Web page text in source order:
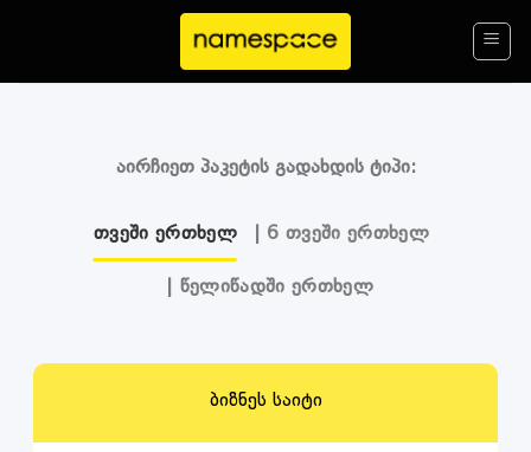
აირჩიეთ პაკეტის გადახდის ტიპი:
ᲗᲕᲔᲨᲘ ᲔᲠᲗᲮᲔᲚ | 6 ᲗᲕᲔᲨᲘ ᲔᲠᲗᲮᲔᲚ
| ᲬᲔᲚᲘᲬᲐᲓᲨᲘ ᲔᲠᲗᲮᲔᲚ
ბიზნეს საიტი